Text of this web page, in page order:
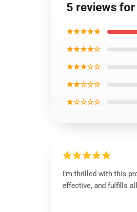
5 reviews
★★★★★
★★★★☆
★★★☆☆
★★☆☆☆
★☆☆☆☆
I’m thrilled with this
effective, and fulfills